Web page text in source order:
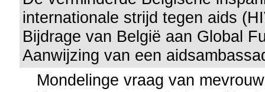
internationale strijd tegen aids
Bijdrage van België aan Global
Aanwijzing van een
Mondelinge vraag van